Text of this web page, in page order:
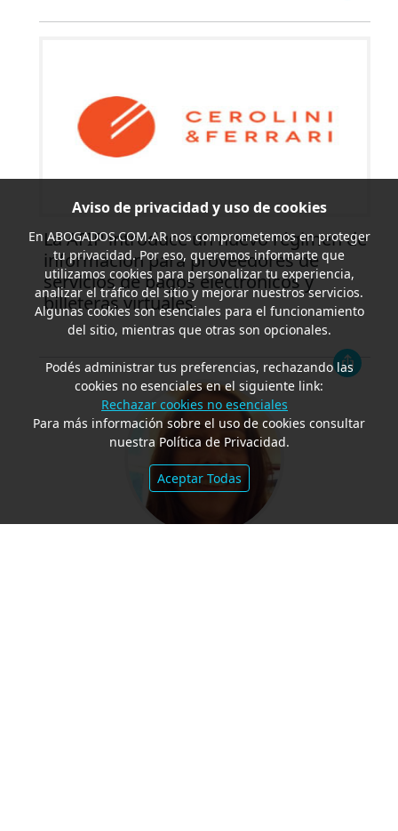
La AFIP introduce un nuevo régimen de
información para proveedores de
servicios de pagos electrónicos y
billeteras virtuales
Aviso de privacidad y uso de cookies
EnABOGADOS.COM.ARnos comprometemos en proteger
tu privacidad. Por eso, queremos informarte que
utilizamos cookies para personalizar tu experiencia,
analizar el tráfico del sitio y mejorar nuestros servicios.
Algunas cookies son esenciales para el funcionamiento
del sitio, mientras que otras son opcionales.
Podés administrar tus preferencias, rechazando las
cookies no esenciales en el siguiente link:
Rechazar cookies no esenciales
Para más información sobre el uso de cookies consultar
nuestra Política de Privacidad.
Aceptar Todas